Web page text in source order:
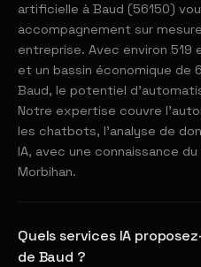
artificielle à Baud (56150)
accompagnement sur
entreprise. Avec environ 519
et un bassin économique de
Baud, le potentiel
Notre expertise couvre
les chatbots, l'analyse de
IA, avec une connaissance
Morbihan.
Quels services IA
de Baud ?